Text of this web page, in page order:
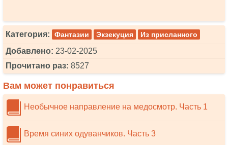
Категория: Фантазии Экзекуция Из присланного
Добавлено: 23-02-2025
Прочитано раз: 8527
Вам может понравиться
Необычное направление на медосмотр. Часть 1
Время синих одуванчиков. Часть 3